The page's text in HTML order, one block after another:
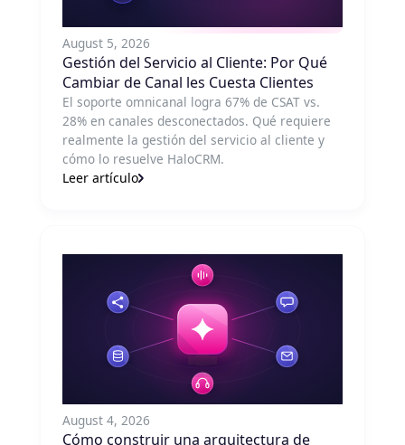
August 5, 2026
Gestión del Servicio al Cliente: Por Qué
Cambiar de Canal les Cuesta Clientes
El soporte omnicanal logra 67% de CSAT vs.
28% en canales desconectados. Qué requiere
realmente la gestión del servicio al cliente y
cómo lo resuelve HaloCRM.
Leer artículo
August 4, 2026
Cómo construir una arquitectura de